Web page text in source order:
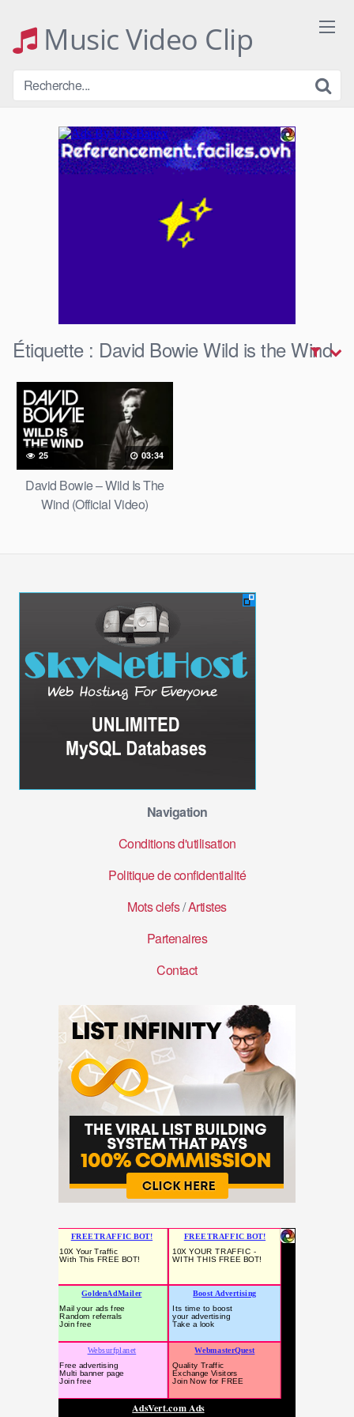
contentMusic Video Clip
Étiquette : David Bowie Wild is the Wind
25 03:34
David Bowie – Wild Is The
Wind (Official Video)
Navigation
Conditions d'utilisation
Politique de confidentialité
Mots clefs/Artistes
Partenaires
Contact